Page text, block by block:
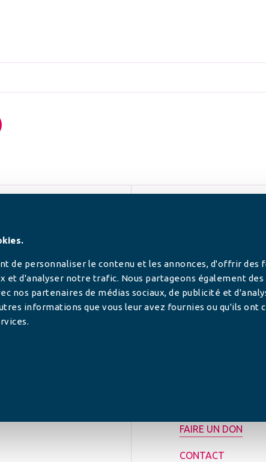
de personnaliser le contenu et les annonces, d'offrir des
et d'analyser notre trafic. Nous partageons également
nos partenaires de médias sociaux, de publicité et
informations que vous leur avez fournies ou qu'ils ont
FAIRE UN DON
CONTACT